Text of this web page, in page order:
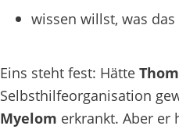
wissen willst, was
Eins steht fest: Hätte
Selbsthilfeorganisation
Myelom erkrankt. Aber er